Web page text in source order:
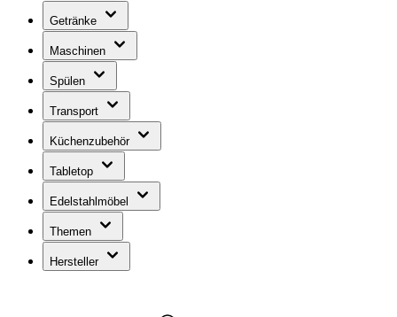
Getränke
Maschinen
Spülen
Transport
Küchenzubehör
Tabletop
Edelstahlmöbel
Themen
Hersteller